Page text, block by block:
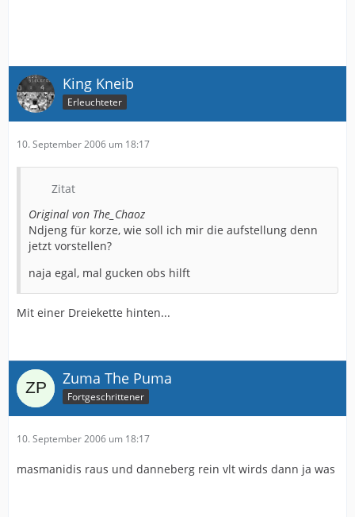
King Kneib
Erleuchteter
10. September 2006 um 18:17
Zitat
Original von The_Chaoz
Ndjeng für korze, wie soll ich mir die aufstellung denn
jetzt vorstellen?
naja egal, mal gucken obs hilft
Mit einer Dreiekette hinten...
Zuma The Puma
Fortgeschrittener
10. September 2006 um 18:17
masmanidis raus und danneberg rein vlt wirds dann ja was